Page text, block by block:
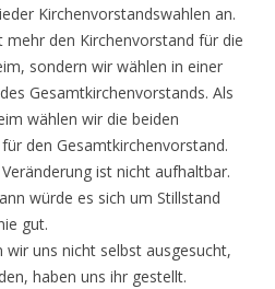
Kirchenvorstandswahlen an.
mehr den Kirchenvorstand für die
sondern wir wählen in einer
Gesamtkirchenvorstands. Als
wählen wir die beiden
den Gesamtkirchenvorstand.
ist nicht aufhaltbar.
würde es sich um Stillstand
gut.
uns nicht selbst ausgesucht,
haben uns ihr gestellt.